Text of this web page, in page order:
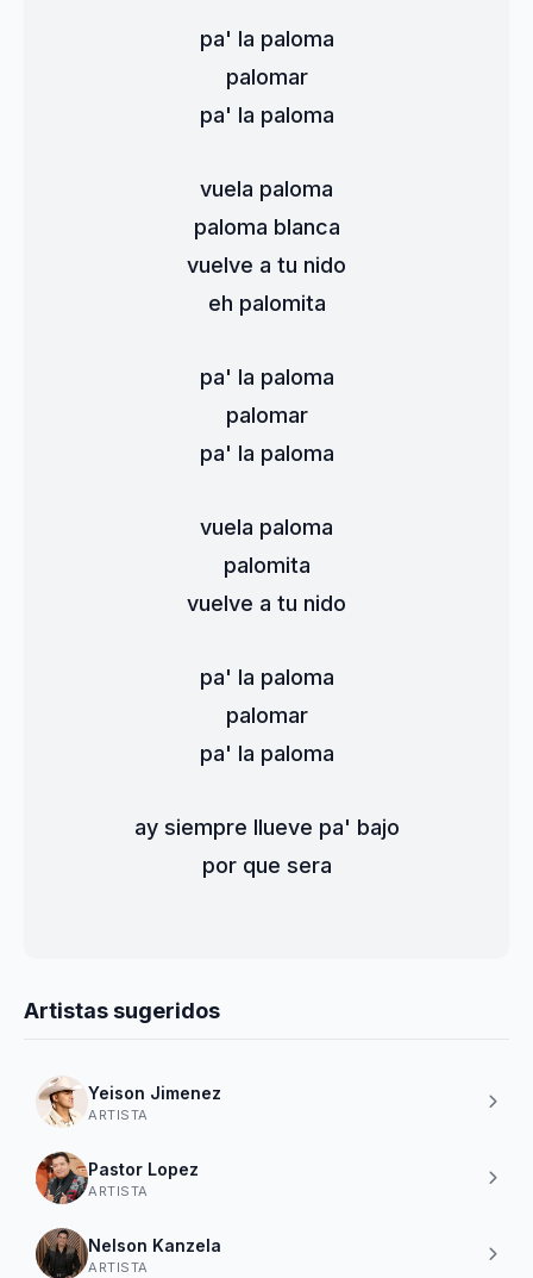
pa' la paloma
palomar
pa' la paloma
vuela paloma
paloma blanca
vuelve a tu nido
eh palomita
pa' la paloma
palomar
pa' la paloma
vuela paloma
palomita
vuelve a tu nido
pa' la paloma
palomar
pa' la paloma
ay siempre llueve pa' bajo
por que sera
Artistas sugeridos
Yeison Jimenez
ARTISTA
Pastor Lopez
ARTISTA
Nelson Kanzela
ARTISTA